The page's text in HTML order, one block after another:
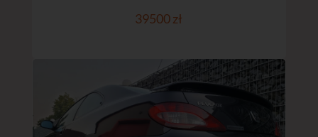
39500 zł